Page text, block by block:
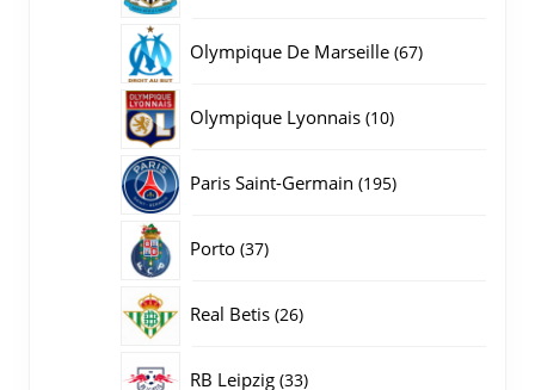
Olympique De Marseille 6767
Olympique Lyonnais 1010
Paris Saint-Germain 195195
Porto 3737
Real Betis 2626
RB Leipzig 3333